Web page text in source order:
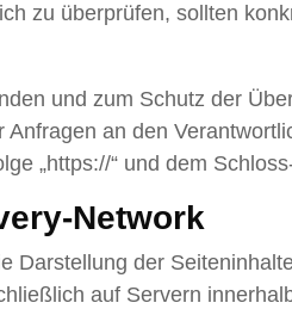
zu überprüfen, sollten
und zum Schutz der
an den
„https://“ und dem
Network
Darstellung der
auf Servern